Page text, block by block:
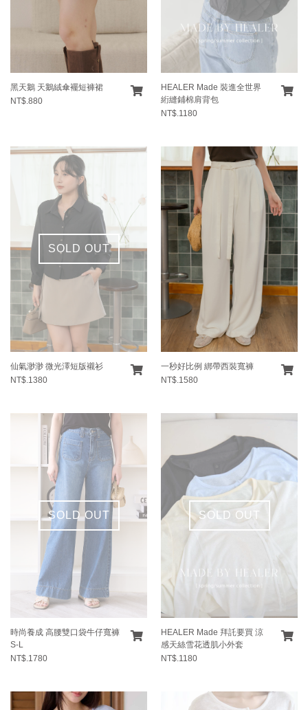
黑天鵝 天鵝絨傘襬短褲裙
NT$.880
HEALER Made 裝進全世界
絎縫鋪棉肩背包
NT$.1180
SOLD OUT
仙氣渺渺 微光澤短版襯衫
NT$.1380
一秒好比例 綁帶西裝寬褲
NT$.1580
SOLD OUT
時尚養成 高腰雙口袋牛仔寬褲
S-L
NT$.1780
SOLD OUT
HEALER Made 拜託要買 涼
感天絲雪花透肌小外套
NT$.1180